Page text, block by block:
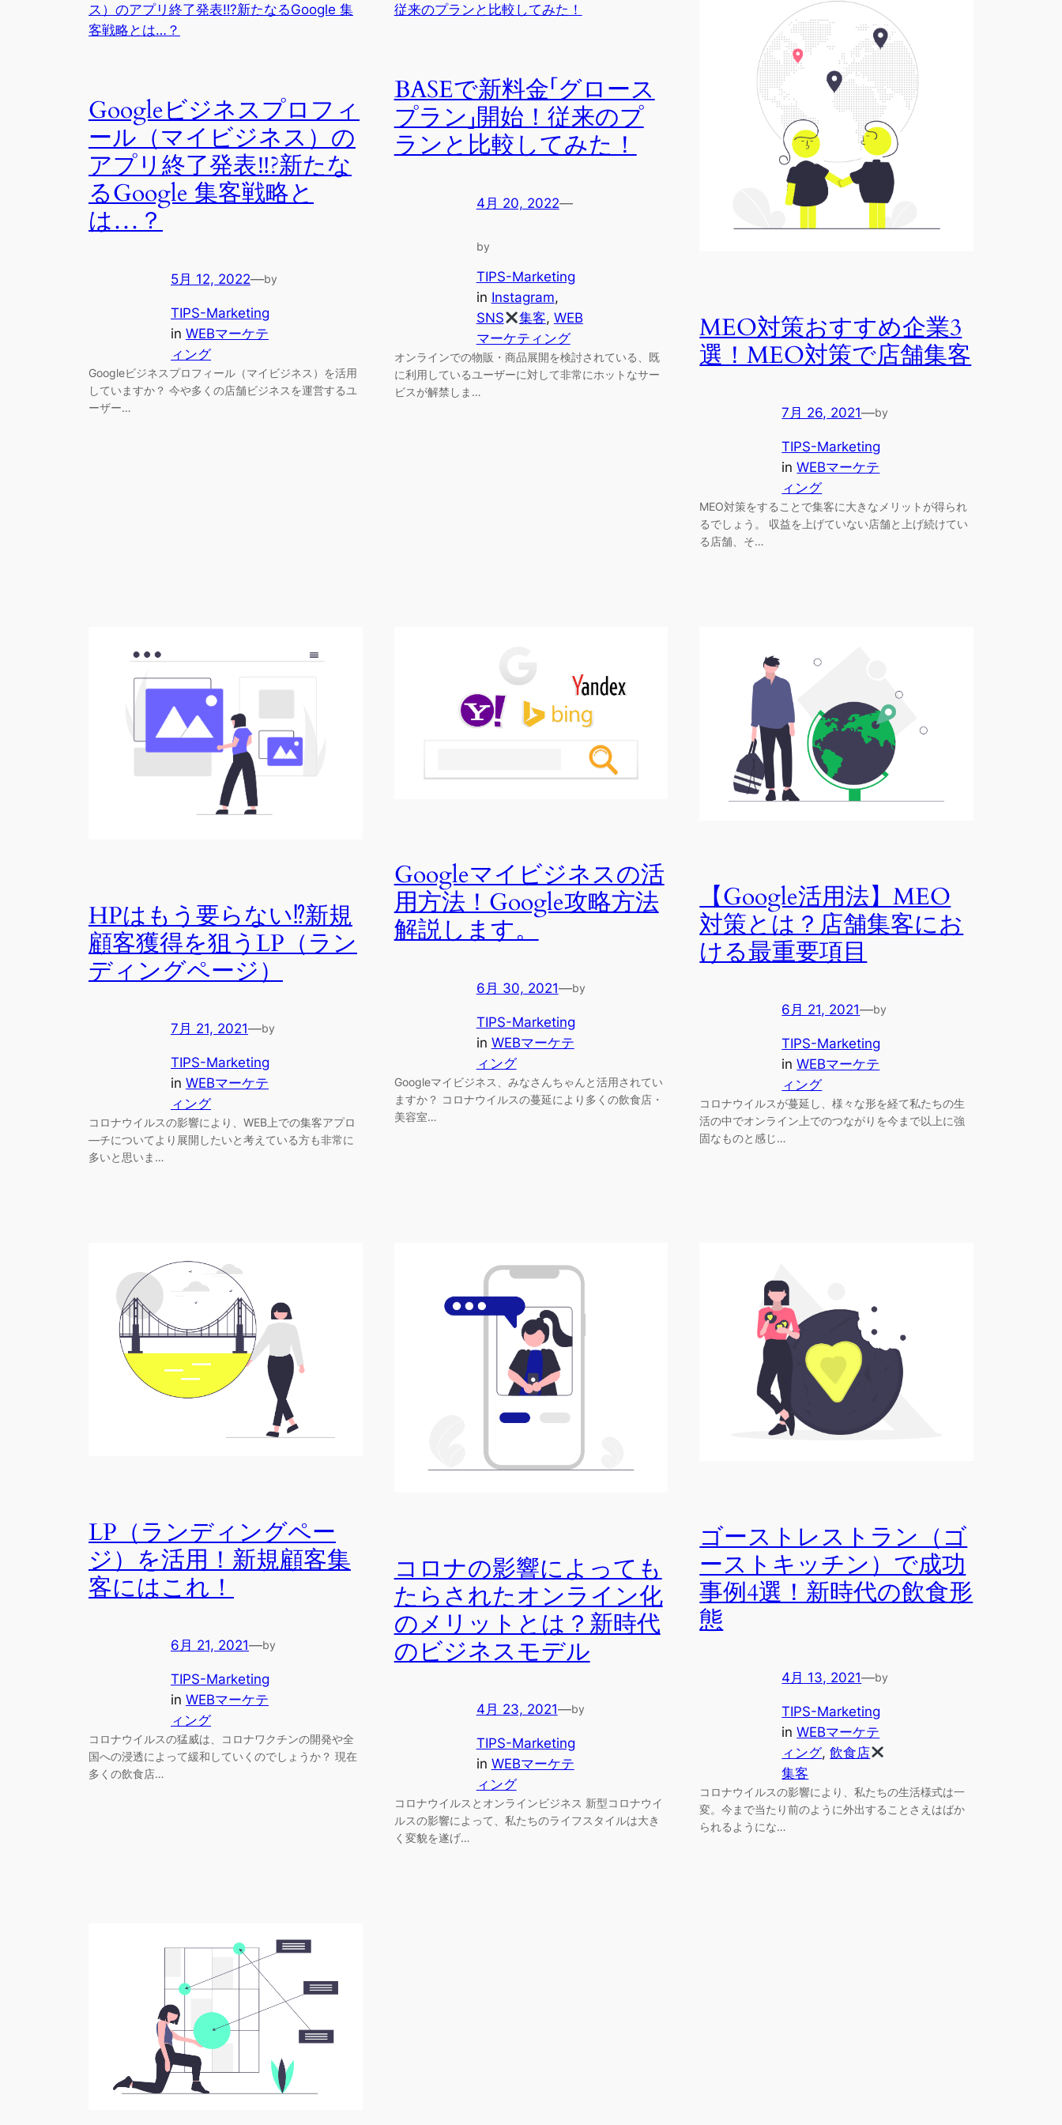
Googleビジネスプロフィ
ール（マイビジネス）の
アプリ終了発表‼?新たな
るGoogle 集客戦略と
は…？
5月 12, 2022—by
TIPS-Marketing
in WEBマーケテ
ィング
Googleビジネスプロフィール（マイビジネス）を活用
していますか？ 今や多くの店舗ビジネスを運営するユ
ーザー…
BASEで新料金「グロース
プラン」開始！従来のプ
ランと比較してみた！
4月 20, 2022—
by
TIPS-Marketing
in Instagram
SNS
集客, WEB
マーケティング
オンラインでの物販・商品展開を検討されている、既
に利用しているユーザーに対して非常にホットなサー
ビスが解禁しま…
MEO対策おすすめ企業3
選！MEO対策で店舗集客
7月 26, 2021—by
TIPS-Marketing
inWEBマーケテ
ィング
MEO対策をすることで集客に大きなメリットが得られ
るでしょう。 収益を上げていない店舗と上げ続けてい
る店舗、そ…
HPはもう要らない⁉新規
顧客獲得を狙うLP（ラン
ディングページ）
7月 21, 2021—by
TIPS-Marketing
in WEBマーケテ
ィング
コロナウイルスの影響により、WEB上での集客アプロ
―チについてより展開したいと考えている方も非常に
多いと思いま…
Googleマイビジネスの活
用方法！Google攻略方法
解説します。
6月 30, 2021—by
TIPS-Marketing
in WEBマーケテ
ィング
Googleマイビジネス、みなさんちゃんと活用されてい
ますか？ コロナウイルスの蔓延により多くの飲食店・
美容室…
【Google活用法】MEO
対策とは？店舗集客にお
ける最重要項目
6月 21, 2021—by
TIPS-Marketing
inWEBマーケテ
ィング
コロナウイルスが蔓延し、様々な形を経て私たちの生
活の中でオンライン上でのつながりを今まで以上に強
固なものと感じ…
LP（ランディングペー
ジ）を活用！新規顧客集
客にはこれ！
6月 21, 2021—by
TIPS-Marketing
in WEBマーケテ
ィング
コロナウイルスの猛威は、コロナワクチンの開発や全
国への浸透によって緩和していくのでしょうか？ 現在
多くの飲食店…
コロナの影響によっても
たらされたオンライン化
のメリットとは？新時代
のビジネスモデル
4月 23, 2021—by
TIPS-Marketing
in WEBマーケテ
ィング
コロナウイルスとオンラインビジネス 新型コロナウイ
ルスの影響によって、私たちのライフスタイルは大き
く変貌を遂げ…
ゴーストレストラン（ゴ
ーストキッチン）で成功
事例4選！新時代の飲食形
態
4月 13, 2021—by
TIPS-Marketing
inWEBマーケテ
ィング, 飲食店
集客
コロナウイルスの影響により、私たちの生活様式は一
変。今まで当たり前のように外出することさえはばか
られるようにな…